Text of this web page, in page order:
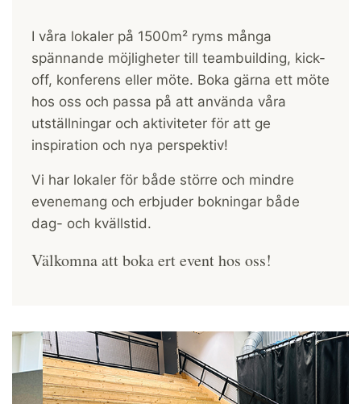
I våra lokaler på 1500m² ryms många
spännande möjligheter till teambuilding, kick-
off, konferens eller möte. Boka gärna ett möte
hos oss och passa på att använda våra
utställningar och aktiviteter för att ge
inspiration och nya perspektiv!
Vi har lokaler för både större och mindre
evenemang och erbjuder bokningar både
dag- och kvällstid.
Välkomna att boka ert event hos oss!